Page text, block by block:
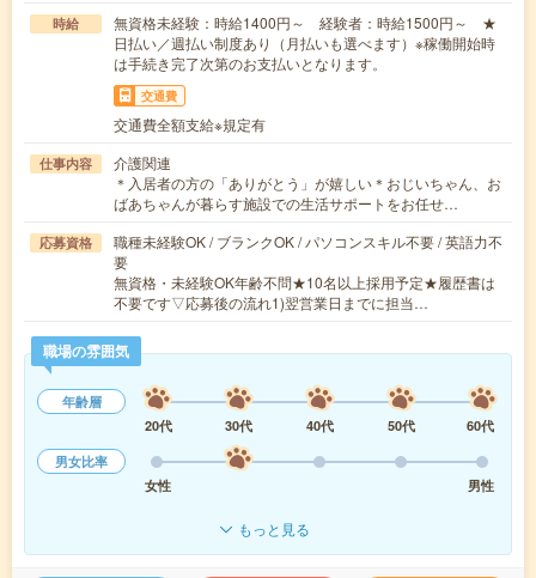
時給
無資格未経験：時給1400円～ 経験者：時給1500円～ ★
日払い／週払い制度あり（月払いも選べます）※稼働開始時
は手続き完了次第のお支払いとなります。
交通費
交通費全額支給※規定有
仕事内容
介護関連
＊入居者の方の「ありがとう」が嬉しい＊おじいちゃん、お
ばあちゃんが暮らす施設での生活サポートをお任せ…
応募資格
職種未経験OK / ブランクOK / パソコンスキル不要 / 英語力不
要
無資格・未経験OK年齢不問★10名以上採用予定★履歴書は
不要です▽応募後の流れ1)翌営業日までに担当…
職場の雰囲気
年齢層
20代
30代 40代 50代
60代
男女比率
女性
男性
もっと見る